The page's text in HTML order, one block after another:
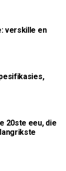
verskille en
20ste eeu, die